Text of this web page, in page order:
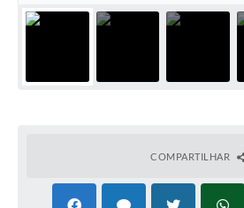
A Prefeitura
Nota Fiscal Eletrônica - Emissor Nacional
Serviços Online
COMPARTILHAR